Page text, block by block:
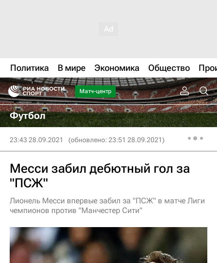
Политика В мире Экономика Общество
Матч-центр
Футбол
23:43 28.09.2021 (обновлено: 23:51 28.09.2021)
Месси забил дебютный гол за
"ПСЖ"
Лионель Месси впервые забил за "ПСЖ" в матче Лиги
чемпионов против "Манчестер Сити"